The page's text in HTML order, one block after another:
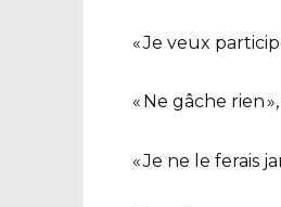
« Je veux
« Ne gâche rien
« Je ne le ferais